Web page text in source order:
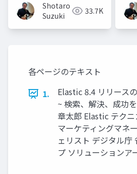
Shotaro
Suzuki
33.7K
各ページのテキスト
1.
Elastic 8.4 リリース
~ 検索、解決、成功
章太郎 Elastic テク
マーケティングマネ
ェリスト デジタル庁
プ ソリューションア